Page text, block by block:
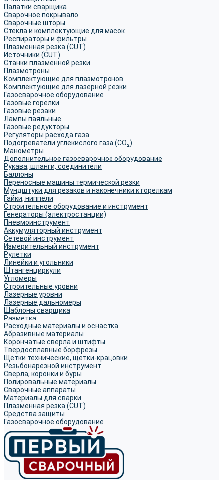
Палатки сварщика
Сварочное покрывало
Сварочные шторы
Стекла и комплектующие для масок
Респираторы и фильтры
Плазменная резка (CUT)
Источники (CUT)
Станки плазменной резки
Плазмотроны
Комплектующие для плазмотронов
Комплектующие для лазерной резки
Газосварочное оборудование
Газовые горелки
Газовые резаки
Лампы паяльные
Газовые редукторы
Регуляторы расхода газа
Подогреватели углекислого газа (CO₂)
Манометры
Дополнительное газосварочное оборудование
Рукава, шланги, соединители
Баллоны
Переносные машины термической резки
Мундштуки для резаков и наконечники к горелкам
Гайки, ниппели
Строительное оборудование и инструмент
Генераторы (электростанции)
Пневмоинструмент
Аккумуляторный инструмент
Сетевой инструмент
Измерительный инструмент
Рулетки
Линейки и угольники
Штангенциркули
Угломеры
Строительные уровни
Лазерные уровни
Лазерные дальномеры
Шаблоны сварщика
Разметка
Расходные материалы и оснастка
Абразивные материалы
Корончатые сверла и штифты
Твёрдосплавные борфрезы
Щетки технические, щетки-крацовки
Резьбонарезной инструмент
Сверла, коронки и буры
Полировальные материалы
Сварочные аппараты
Материалы для сварки
Плазменная резка (CUT)
Средства защиты
Газосварочное оборудование